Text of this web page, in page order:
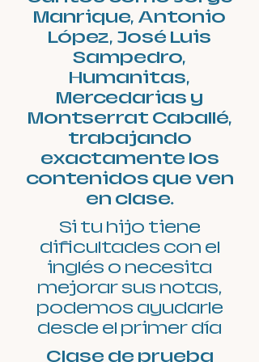
Manrique, Antonio
López, José Luis
Sampedro,
Humanitas,
Mercedarias y
Montserrat Caballé,
trabajando
exactamente los
contenidos que ven
en clase.
Si tu hijo tiene
dificultades con el
inglés o necesita
mejorar sus notas,
podemos ayudarle
desde el primer día
Clase de prueba